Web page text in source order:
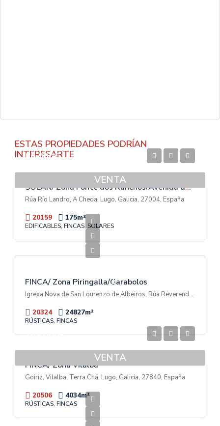
ESTAS PROPIEDADES PODRÍAN
INTERESARTE
VENTA
50.000€
SOLAR/ Zona Fonte dos Ranchos/Avenida das Américas
Rúa Río Landro, A Cheda, Lugo, Galicia, 27004, España
20159 175m²
EDIFICABLES, FINCAS, SOLARES
T
A
FINCA/ Zona Piringalla/Garabolos
Igrexa Nova de San Lourenzo de Albeiros, Rúa Reverendo Don Luis Soto Camino, Garabolos, A Piringalla, Lugo, Galicia, 27003, España
20324 24827m²
RÚSTICAS, FINCAS
VENTA
189.000€
FINCA/ Zona Vilalba
Goiriz, Vilalba, Terra Chá, Lugo, Galicia, 27840, España
20506 4034m²
RÚSTICAS, FINCAS